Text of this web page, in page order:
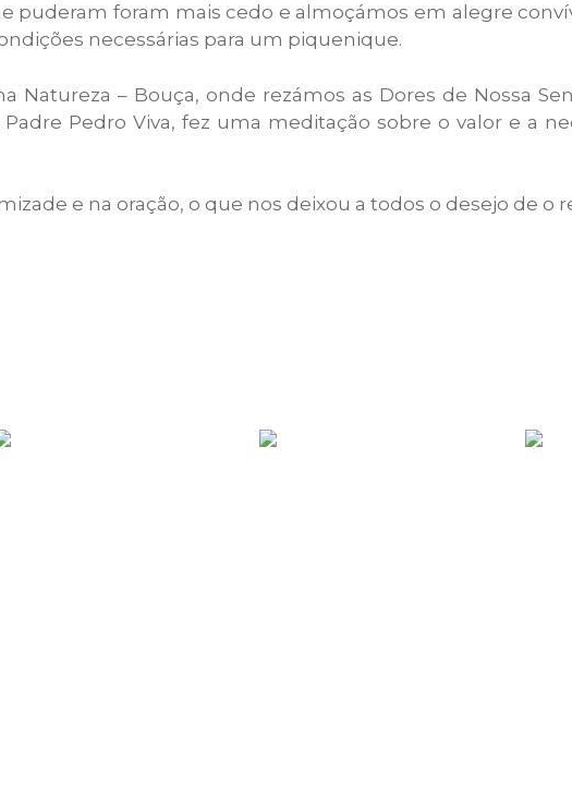
foram mais cedo e almoçámos em alegre
necessárias para um piquenique.
– Bouça, onde rezámos as Dores de Nossa
Pedro Viva, fez uma meditação sobre o valor e a
e na oração, o que nos deixou a todos o desejo de o